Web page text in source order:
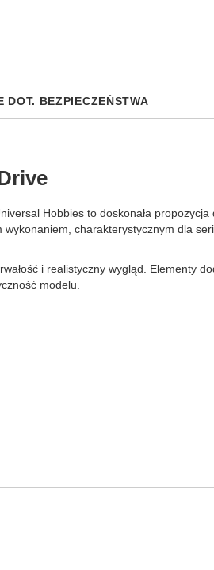
Hobbies to doskonała
charakterystycznym dla
i realistyczny wygląd. Elementy
modelu.
DOT. BEZPIECZEŃSTWA